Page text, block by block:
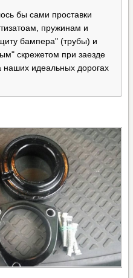
бы сами проставки
пружинам и
бампера" (трубы) и
скрежетом при заезде
наших идеальных дорогах